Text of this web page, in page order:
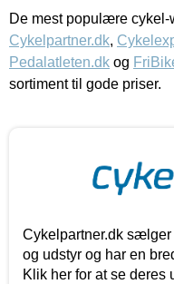
De mest populære
Cykelpartner.dk,
Pedalatleten.dk og
sortiment til gode priser.
Cykelpartner.dk
og udstyr og har en
Klik her for at se deres